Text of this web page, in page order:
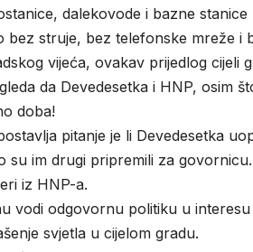
dalekovode i bazne
bez struje, bez telefonske mreže
vijeća, ovakav prijedlog
da Devedesetka i HNP, osim
doba!
pitanje je li Devedesetka
su im drugi pripremili za
iz HNP-a.
vodi odgovornu politiku u
svjetla u cijelom gradu.